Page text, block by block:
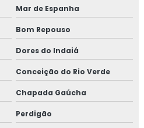
Mar de Espanha
Bom Repouso
Dores do Indaiá
Conceição do Rio Verde
Chapada Gaúcha
Perdigão